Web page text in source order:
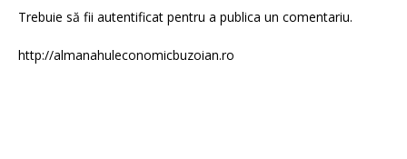
Trebuie să fii autentificat pentru a publica un comentariu.
http://almanahuleconomicbuzoian.ro